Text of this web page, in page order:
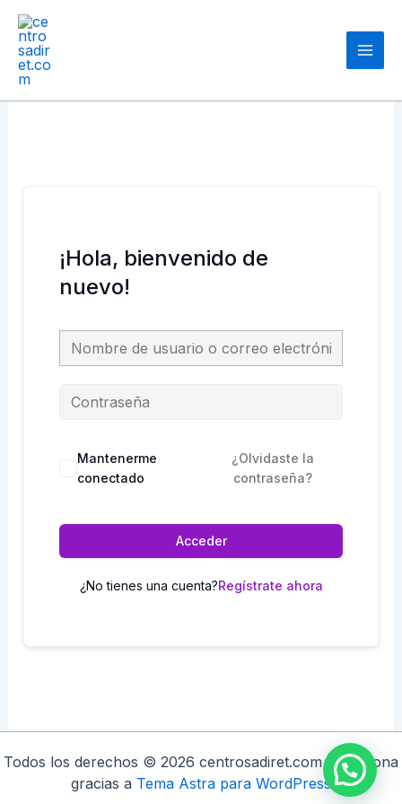
contenido
¡Hola, bienvenido de
nuevo!
Mantenerme
conectado
¿Olvidaste la
contraseña?
Acceder
¿No tienes una cuenta?Regístrate ahora
Todos los derechos © 2026 centrosadiret.com | Funciona
gracias a Tema Astra para WordPress